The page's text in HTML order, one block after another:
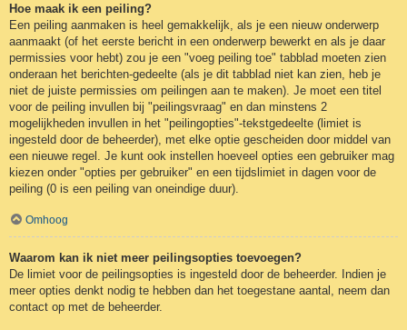
Hoe maak ik een peiling?
Een peiling aanmaken is heel gemakkelijk, als je een nieuw onderwerp
aanmaakt (of het eerste bericht in een onderwerp bewerkt en als je daar
permissies voor hebt) zou je een "voeg peiling toe" tabblad moeten zien
onderaan het berichten-gedeelte (als je dit tabblad niet kan zien, heb je
niet de juiste permissies om peilingen aan te maken). Je moet een titel
voor de peiling invullen bij "peilingsvraag" en dan minstens 2
mogelijkheden invullen in het "peilingopties"-tekstgedeelte (limiet is
ingesteld door de beheerder), met elke optie gescheiden door middel van
een nieuwe regel. Je kunt ook instellen hoeveel opties een gebruiker mag
kiezen onder "opties per gebruiker" en een tijdslimiet in dagen voor de
peiling (0 is een peiling van oneindige duur).
Omhoog
Waarom kan ik niet meer peilingsopties toevoegen?
De limiet voor de peilingsopties is ingesteld door de beheerder. Indien je
meer opties denkt nodig te hebben dan het toegestane aantal, neem dan
contact op met de beheerder.